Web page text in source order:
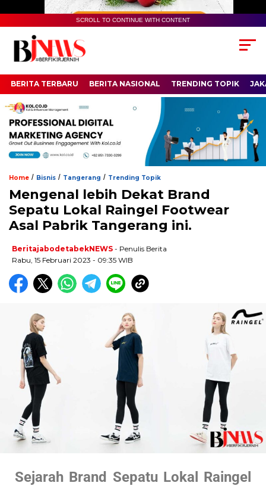
SCROLL TO CONTINUE WITH CONTENT
BERITA TERBARU BERITA NASIONAL TRENDING TOPIK
Home / Bisnis / Tangerang / Trending Topik
Mengenal lebih Dekat Brand
Sepatu Lokal Raingel Footwear
Asal Pabrik Tangerang ini.
BeritajabodetabekNEWS - Penulis Berita
Rabu, 15 Februari 2023 - 09:35 WIB
Sejarah Brand Sepatu Lokal Raingel